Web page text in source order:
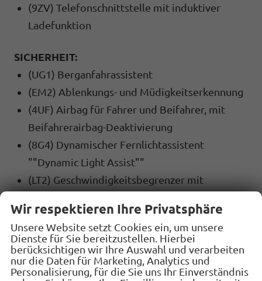
(9ZV) Telefonschnittstelle mit induktiver
Ladefunktion
SICHERHEIT:
(UG1) Berganfahrassistent
(EM2) Ablenkungs- und Müdigkeitserkennung
(4UF) Airbag für Fahrer und Beifahrer, mit
Beifahrerairbag-Deaktivierung
(8G4) Dynamischer Fernlichtassistent
""Dynamic Light Assist""
(LT2) Geschwindigkeitsbegrenzer mit
(2H5) Fahrprofilauswahl
(7X2) Einparkhilfe vorne und hinten
(UH2) Elektronische Parkbremse inkl. Auto-
Hold-Funktion
Wir respektieren Ihre Privatsphäre
Unsere Website setzt Cookies ein, um unsere
Dienste für Sie bereitzustellen. Hierbei
berücksichtigen wir Ihre Auswahl und verarbeiten
nur die Daten für Marketing, Analytics und
Personalisierung, für die Sie uns Ihr Einverständnis